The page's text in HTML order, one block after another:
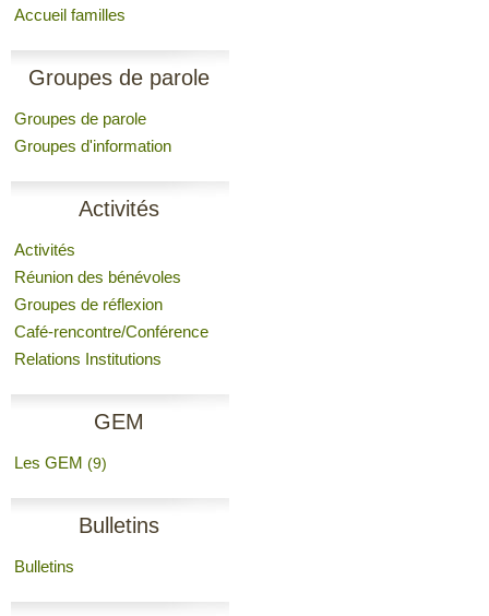
Accueil familles
Groupes de parole
Groupes de parole
Groupes d'information
Activités
Activités
Réunion des bénévoles
Groupes de réflexion
Café-rencontre/Conférence
Relations Institutions
GEM
Les GEM (9)
Bulletins
Bulletins